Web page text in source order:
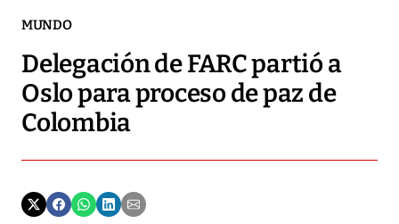
MUNDO
Delegación de FARC partió a
Oslo para proceso de paz de
Colombia